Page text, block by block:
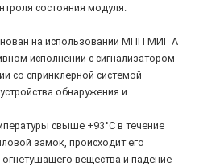
состояния модуля.
на использовании МПП МИГ А
исполнении с сигнализатором
со спринклерной системой
обнаружения и
свыше +93°С в течение
замок, происходит его
вещества и падение